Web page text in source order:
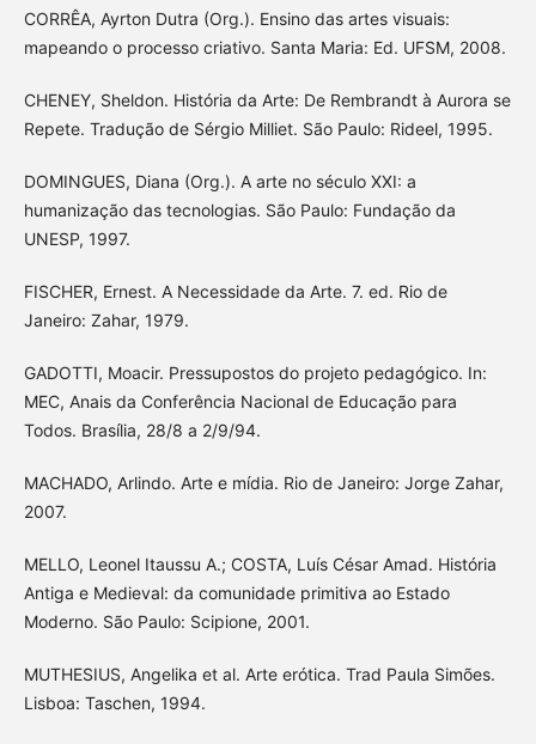
CORRÊA, Ayrton Dutra (Org.). Ensino das artes visuais:
mapeando o processo criativo. Santa Maria: Ed. UFSM, 2008.
CHENEY, Sheldon. História da Arte: De Rembrandt à Aurora se
Repete. Tradução de Sérgio Milliet. São Paulo: Rideel, 1995.
DOMINGUES, Diana (Org.). A arte no século XXI: a
humanização das tecnologias. São Paulo: Fundação da
UNESP, 1997.
FISCHER, Ernest. A Necessidade da Arte. 7. ed. Rio de
Janeiro: Zahar, 1979.
GADOTTI, Moacir. Pressupostos do projeto pedagógico. In:
MEC, Anais da Conferência Nacional de Educação para
Todos. Brasília, 28/8 a 2/9/94.
MACHADO, Arlindo. Arte e mídia. Rio de Janeiro: Jorge Zahar,
2007.
MELLO, Leonel Itaussu A.; COSTA, Luís César Amad. História
Antiga e Medieval: da comunidade primitiva ao Estado
Moderno. São Paulo: Scipione, 2001.
MUTHESIUS, Angelika et al. Arte erótica. Trad Paula Simões.
Lisboa: Taschen, 1994.